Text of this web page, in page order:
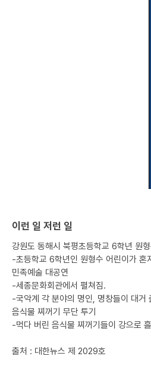
이런 일 저런 일
강원도 동해시 북평초등학교 6학년 원형
-초등학교 6학년인 원형수 어린이가
민족예술 대공연
-세종문화회관에서 펼쳐짐.
-국악계 각 분야의 명인, 명창들이 대거
음식물 찌꺼기 무단 투기
-먹다 버린 음식물 찌꺼기들이 강으로
출처 : 대한뉴스 제 2029호